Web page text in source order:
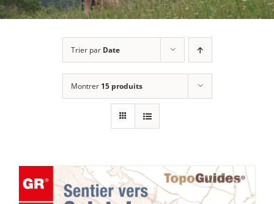
Trier par Date
Montrer 15 produits